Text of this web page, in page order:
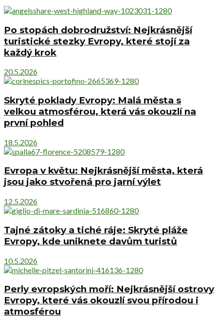
Po stopách dobrodružství: Nejkrásnější
turistické stezky Evropy, které stojí za
každý krok
20.5.2026
Skryté poklady Evropy: Malá města s
velkou atmosférou, která vás okouzlí na
první pohled
18.5.2026
Evropa v květu: Nejkrásnější města, která
jsou jako stvořená pro jarní výlet
12.5.2026
Tajné zátoky a tiché ráje: Skryté pláže
Evropy, kde uniknete davům turistů
10.5.2026
Perly evropských moří: Nejkrásnější ostrovy
Evropy, které vás okouzlí svou přírodou i
atmosférou